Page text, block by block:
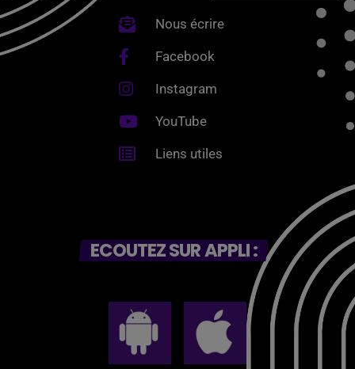
Nous écrire
Facebook
Instagram
YouTube
Liens utiles
ECOUTEZ SUR APPLI :